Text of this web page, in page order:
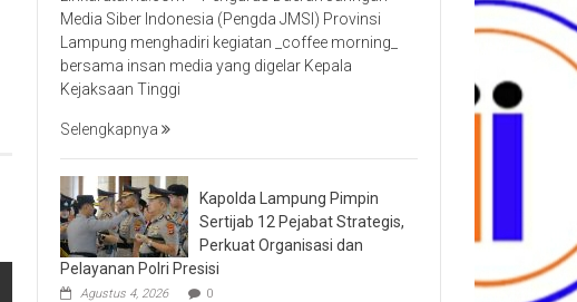
Media Siber Indonesia (Pengda JMSI) Provinsi
Lampung menghadiri kegiatan _coffee morning_
bersama insan media yang digelar Kepala
Kejaksaan Tinggi
Selengkapnya
Kapolda Lampung Pimpin
Sertijab 12 Pejabat Strategis,
Perkuat Organisasi dan
Pelayanan Polri Presisi
Agustus 4, 2026 0